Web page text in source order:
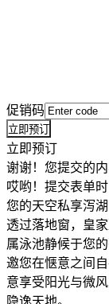
促销码
立即预订
立即预订
谢谢！您提交的内
哎哟！提交表单时
您的天空私享泻湖
透过落地窗，皇
属泳池静候于您
邀您在惬意之间
意享受阳光与微
隐逸天地。